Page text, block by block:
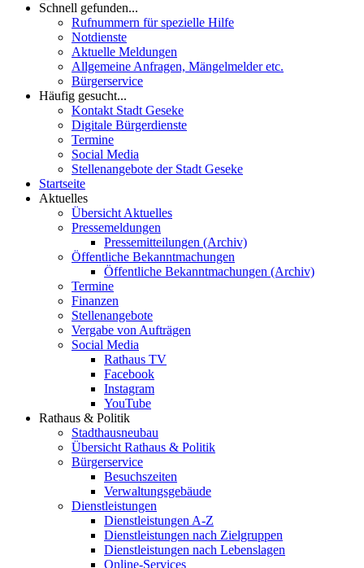
Schnell gefunden...
Rufnummern für spezielle Hilfe
Notdienste
Aktuelle Meldungen
Allgemeine Anfragen, Mängelmelder etc.
Bürgerservice
Häufig gesucht...
Kontakt Stadt Geseke
Digitale Bürgerdienste
Termine
Social Media
Stellenangebote der Stadt Geseke
Startseite
Aktuelles
Übersicht Aktuelles
Pressemeldungen
Pressemitteilungen (Archiv)
Öffentliche Bekanntmachungen
Öffentliche Bekanntmachungen (Archiv)
Termine
Finanzen
Stellenangebote
Vergabe von Aufträgen
Social Media
Rathaus TV
Facebook
Instagram
YouTube
Rathaus & Politik
Stadthausneubau
Übersicht Rathaus & Politik
Bürgerservice
Besuchszeiten
Verwaltungsgebäude
Dienstleistungen
Dienstleistungen A-Z
Dienstleistungen nach Zielgruppen
Dienstleistungen nach Lebenslagen
Online-Services